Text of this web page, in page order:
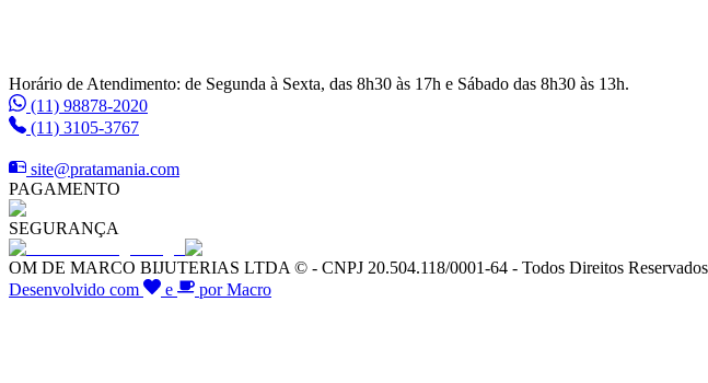
Horário de Atendimento: de Segunda à Sexta, das 8h30 às 17h e Sábado das 8h30 às 13h.
(11) 98878-2020
(11) 3105-3767
site@pratamania.com
PAGAMENTO
SEGURANÇA
OM DE MARCO BIJUTERIAS LTDA © - CNPJ 20.504.118/0001-64 - Todos Direitos
Desenvolvido com
e por Macro